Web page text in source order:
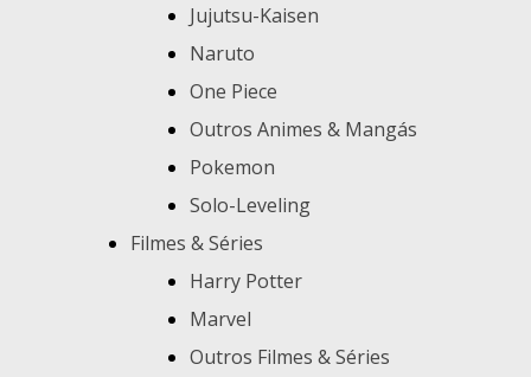
Jujutsu-Kaisen
Naruto
One Piece
Outros Animes & Mangás
Pokemon
Solo-Leveling
Filmes & Séries
Harry Potter
Marvel
Outros Filmes & Séries